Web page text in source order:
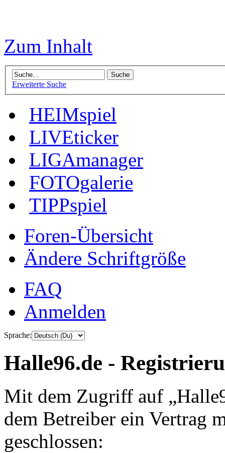
Zum Inhalt
Erweiterte Suche
HEIMspiel
LIVEticker
LIGAmanager
FOTOgalerie
TIPPspiel
Foren-Übersicht
Ändere Schriftgröße
FAQ
Anmelden
Sprache:
Halle96.de -
Mit dem Zugriff auf
dem Betreiber ein Vertrag
geschlossen: